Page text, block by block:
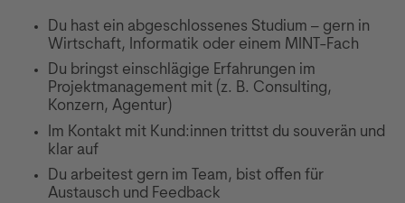
Du hast ein abgeschlossenes Studium – gern in
Wirtschaft, Informatik oder einem MINT-Fach
Du bringst einschlägige Erfahrungen im
Projektmanagement mit (z. B. Consulting,
Konzern, Agentur)
Im Kontakt mit Kund:innen trittst du souverän und
klar auf
Du arbeitest gern im Team, bist offen für
Austausch und Feedback